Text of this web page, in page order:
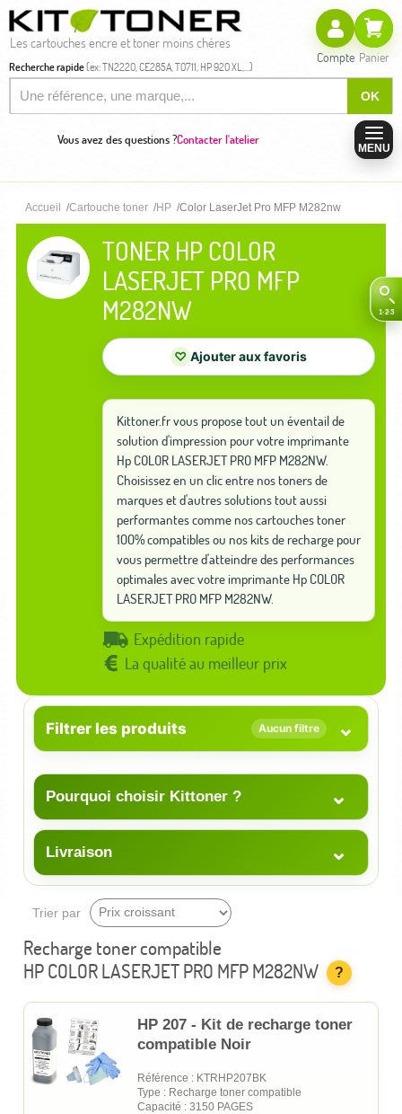
Les cartouches encre et toner moins chères
Recherche rapide(ex: TN2220, CE285A, T0711, HP 920 XL,...)
OK
Compte Panier
Vous avez des questions ?Contacter l'atelier
MENU
Accueil Cartouche toner HP Color LaserJet Pro MFP M282nw
TONER HP COLOR
LASERJET PRO MFP
M282NW
♡ Ajouter aux favoris
Kittoner.fr vous propose tout un éventail de
solution d'impression pour votre imprimante
Hp COLOR LASERJET PRO MFP M282NW.
Choisissez en un clic entre nos toners de
marques et d'autres solutions tout aussi
performantes comme nos cartouches toner
100% compatibles ou nos kits de recharge pour
vous permettre d'atteindre des performances
optimales avec votre imprimante Hp COLOR
LASERJET PRO MFP M282NW.
Expédition rapide
La qualité au meilleur prix
Filtrer les produits Aucun filtre ⌄
Pourquoi choisir Kittoner ? ⌄
Livraison ⌄
Trier par
Recharge toner compatible
HP COLOR LASERJET PRO MFP M282NW
?
HP 207 - Kit de recharge toner
compatible Noir
Référence : KTRHP207BK
Type : Recharge toner compatible
Capacité : 3150 PAGES